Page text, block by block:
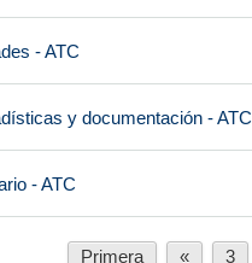
- ATC
y documentación - ATC
- ATC
Primera « 3